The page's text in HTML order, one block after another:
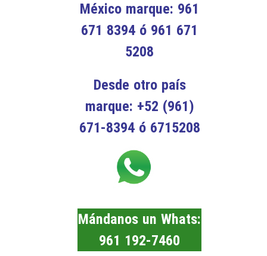
México marque: 961
671 8394 ó 961 671
5208
Desde otro país
marque: +52 (961)
671-8394 ó 6715208
Mándanos un Whats:
961 192-7460